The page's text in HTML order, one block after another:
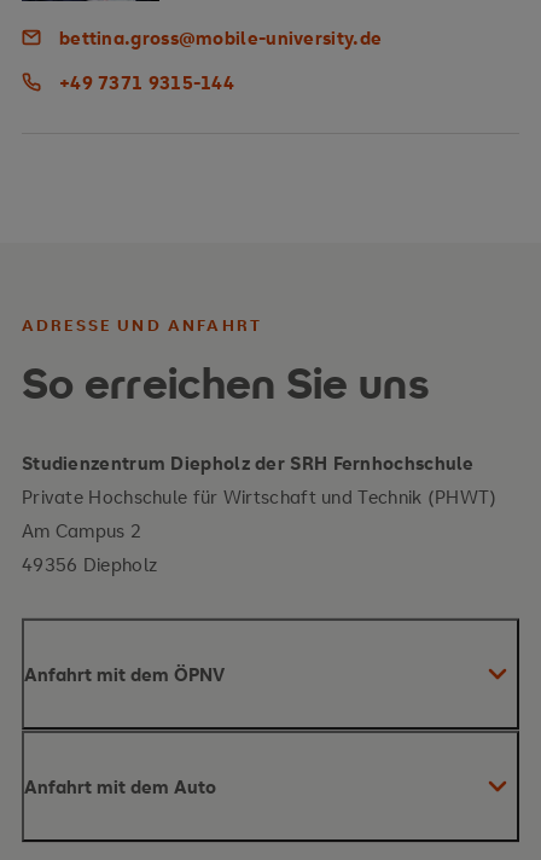
bettina.gross@mobile-university.de
+49 7371 9315-144
ADRESSE UND ANFAHRT
So erreichen Sie uns
Studienzentrum Diepholz der SRH Fernhochschule
Private Hochschule für Wirtschaft und Technik (PHWT)
Am Campus 2
49356 Diepholz
Anfahrt mit dem ÖPNV
Kreisverkehr
Anfahrt mit dem Auto